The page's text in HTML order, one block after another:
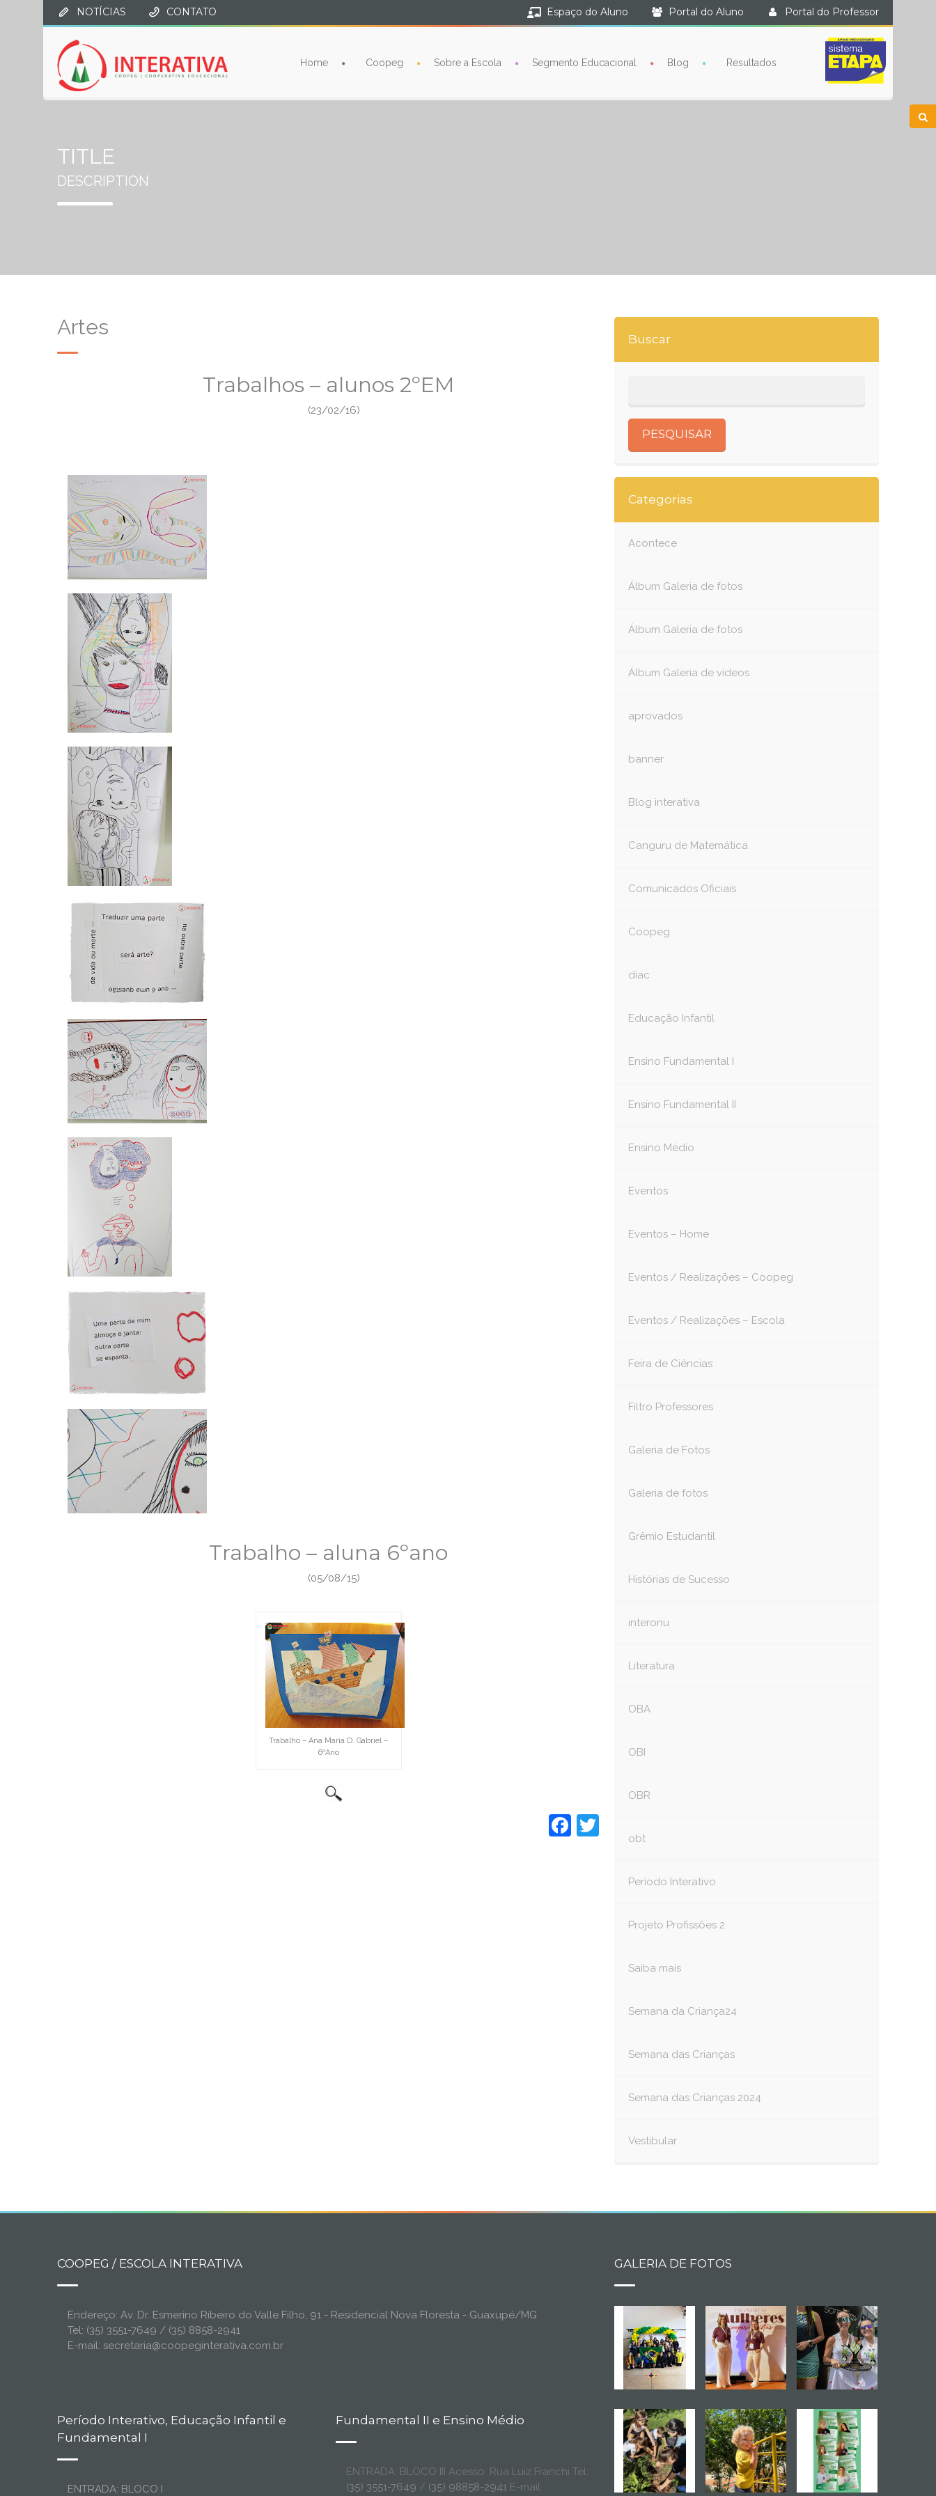
NOTÍCIAS · CONTATO Espaço do Aluno · Portal do Aluno · Portal do Professor
Home Coopeg Sobre a Escola Segmento Educacional Blog Resultados
TITLE
DESCRIPTION
Artes
Trabalhos – alunos 2ºEM
(23/02/16)
Trabalho – aluna 6ºano
(05/08/15)
Trabalho – Ana Maria D. Gabriel –
6ºAno
Facebook
Twitter
Buscar
Categorias
Acontece
Álbum Galeria de fotos
Álbum Galeria de fotos
Álbum Galeria de vídeos
aprovados
banner
Blog interativa
Canguru de Matemática
Comunicados Oficiais
Coopeg
diac
Educação Infantil
Ensino Fundamental I
Ensino Fundamental II
Ensino Médio
Eventos
Eventos – Home
Eventos / Realizações – Coopeg
Eventos / Realizações – Escola
Feira de Ciências
Filtro Professores
Galeria de Fotos
Galeria de fotos
Grêmio Estudantil
Histórias de Sucesso
interonu
Literatura
OBA
OBI
OBR
obt
Período Interativo
Projeto Profissões 2
Saiba mais
Semana da Criança24
Semana das Crianças
Semana das Crianças 2024
Vestibular
COOPEG / ESCOLA INTERATIVA
Endereço: Av. Dr. Esmerino Ribeiro do Valle Filho, 91 - Residencial Nova Floresta - Guaxupé/MG
Tel: (35) 3551-7649 / (35) 8858-2941
E-mail: secretaria@coopeginterativa.com.br
Período Interativo, Educação Infantil e
Fundamental I
ENTRADA: BLOCO I
Fundamental II e Ensino Médio
ENTRADA: BLOCO III Acesso: Rua Luiz Franchi Tel:
(35) 3551-7649 / (35) 98858-2941E-mail:
GALERIA DE FOTOS